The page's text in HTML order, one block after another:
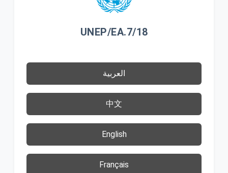
UNEP/EA.7/18
العربية
中文
English
Français